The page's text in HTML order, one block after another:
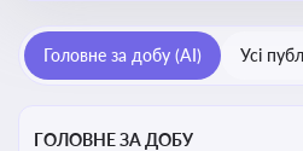
органами України щодо своїх
Головне за добу (AI) Усі
ГОЛОВНЕ ЗА ДОБУ